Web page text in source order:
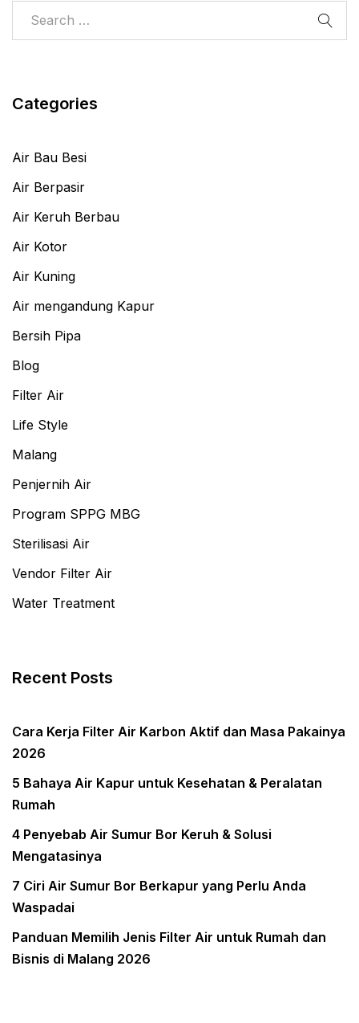
Categories
Air Bau Besi
Air Berpasir
Air Keruh Berbau
Air Kotor
Air Kuning
Air mengandung Kapur
Bersih Pipa
Blog
Filter Air
Life Style
Malang
Penjernih Air
Program SPPG MBG
Sterilisasi Air
Vendor Filter Air
Water Treatment
Recent Posts
Cara Kerja Filter Air Karbon Aktif dan Masa Pakainya
2026
5 Bahaya Air Kapur untuk Kesehatan & Peralatan
Rumah
4 Penyebab Air Sumur Bor Keruh & Solusi
Mengatasinya
7 Ciri Air Sumur Bor Berkapur yang Perlu Anda
Waspadai
Panduan Memilih Jenis Filter Air untuk Rumah dan
Bisnis di Malang 2026